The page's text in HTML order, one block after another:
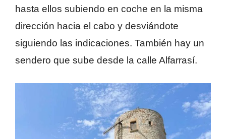
hasta ellos subiendo en coche en la misma
dirección hacia el cabo y desviándote
siguiendo las indicaciones. También hay un
sendero que sube desde la calle Alfarrasí.